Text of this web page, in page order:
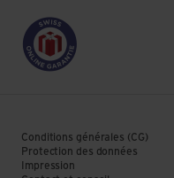
Conditions générales (CG)
Protection des données
Impression